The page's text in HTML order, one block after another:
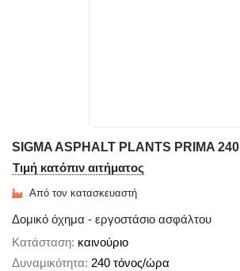
SIGMA ASPHALT PLANTS PRIMA 240
Τιμή κατόπιν αιτήματος
Από τον κατασκευαστή
Δομικό όχημα - εργοστάσιο ασφάλτου
Κατάσταση καινούριο
Δυναμικότητα 240 τόνος/ώρα